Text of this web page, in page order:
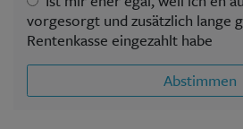
vorgesorgt und zusätzlich lange
Rentenkasse eingezahlt habe
Abstimmen